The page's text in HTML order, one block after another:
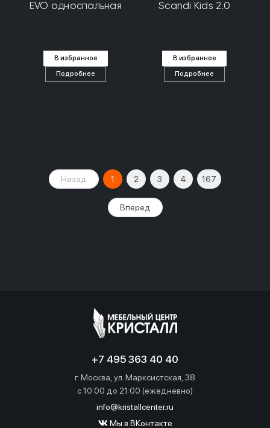
EVO односпальная
В избранное
Подробнее
Scandi Kids 2.0
В избранное
Подробнее
Назад 1 2 3 4 167
Вперед
+7 495 363 40 40
г. Москва, ул. Марксистская, 38
c 10:00 до 21:00 (ежедневно)
info@kristallcenter.ru
Мы в ВКонтакте